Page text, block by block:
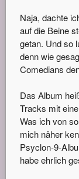
Naja, dachte
auf die Beine
getan. Und so
denn wie
Comedians
Das Album
Tracks mit
Was ich von
mich näher
Psyclon-9-
habe ehrlich